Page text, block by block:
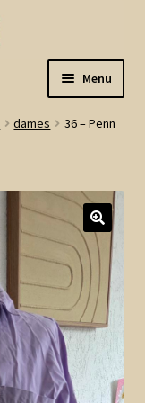
Menu
dames
36 – Penn